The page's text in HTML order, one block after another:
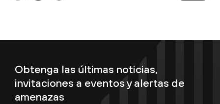
Obtenga las últimas noticias,
invitaciones a eventos y alertas de
amenazas